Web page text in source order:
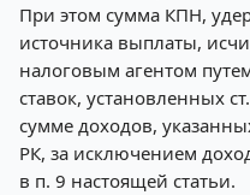
При этом сумма КПН,
источника выплаты,
налоговым агентом
ставок, установленных
сумме доходов,
РК, за исключением
в п. 9 настоящей статьи.